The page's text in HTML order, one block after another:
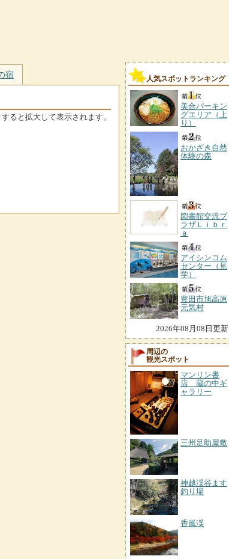
宿
ると拡大して表示されます。
人気スポットランキング
美合パーキン
グエリア（上
り）
おかざき自然
体験の森
図書館交流プ
ラザＬｉｂｒ
ａ
アイシンコム
センター（見
学）
豊田市旭高原
元気村
2026年08月08日更新
周辺の
観光スポット
マンリン書
店 蔵の中ギ
ャラリー
三州足助屋敷
神越渓谷ます
釣り場
香嵐渓